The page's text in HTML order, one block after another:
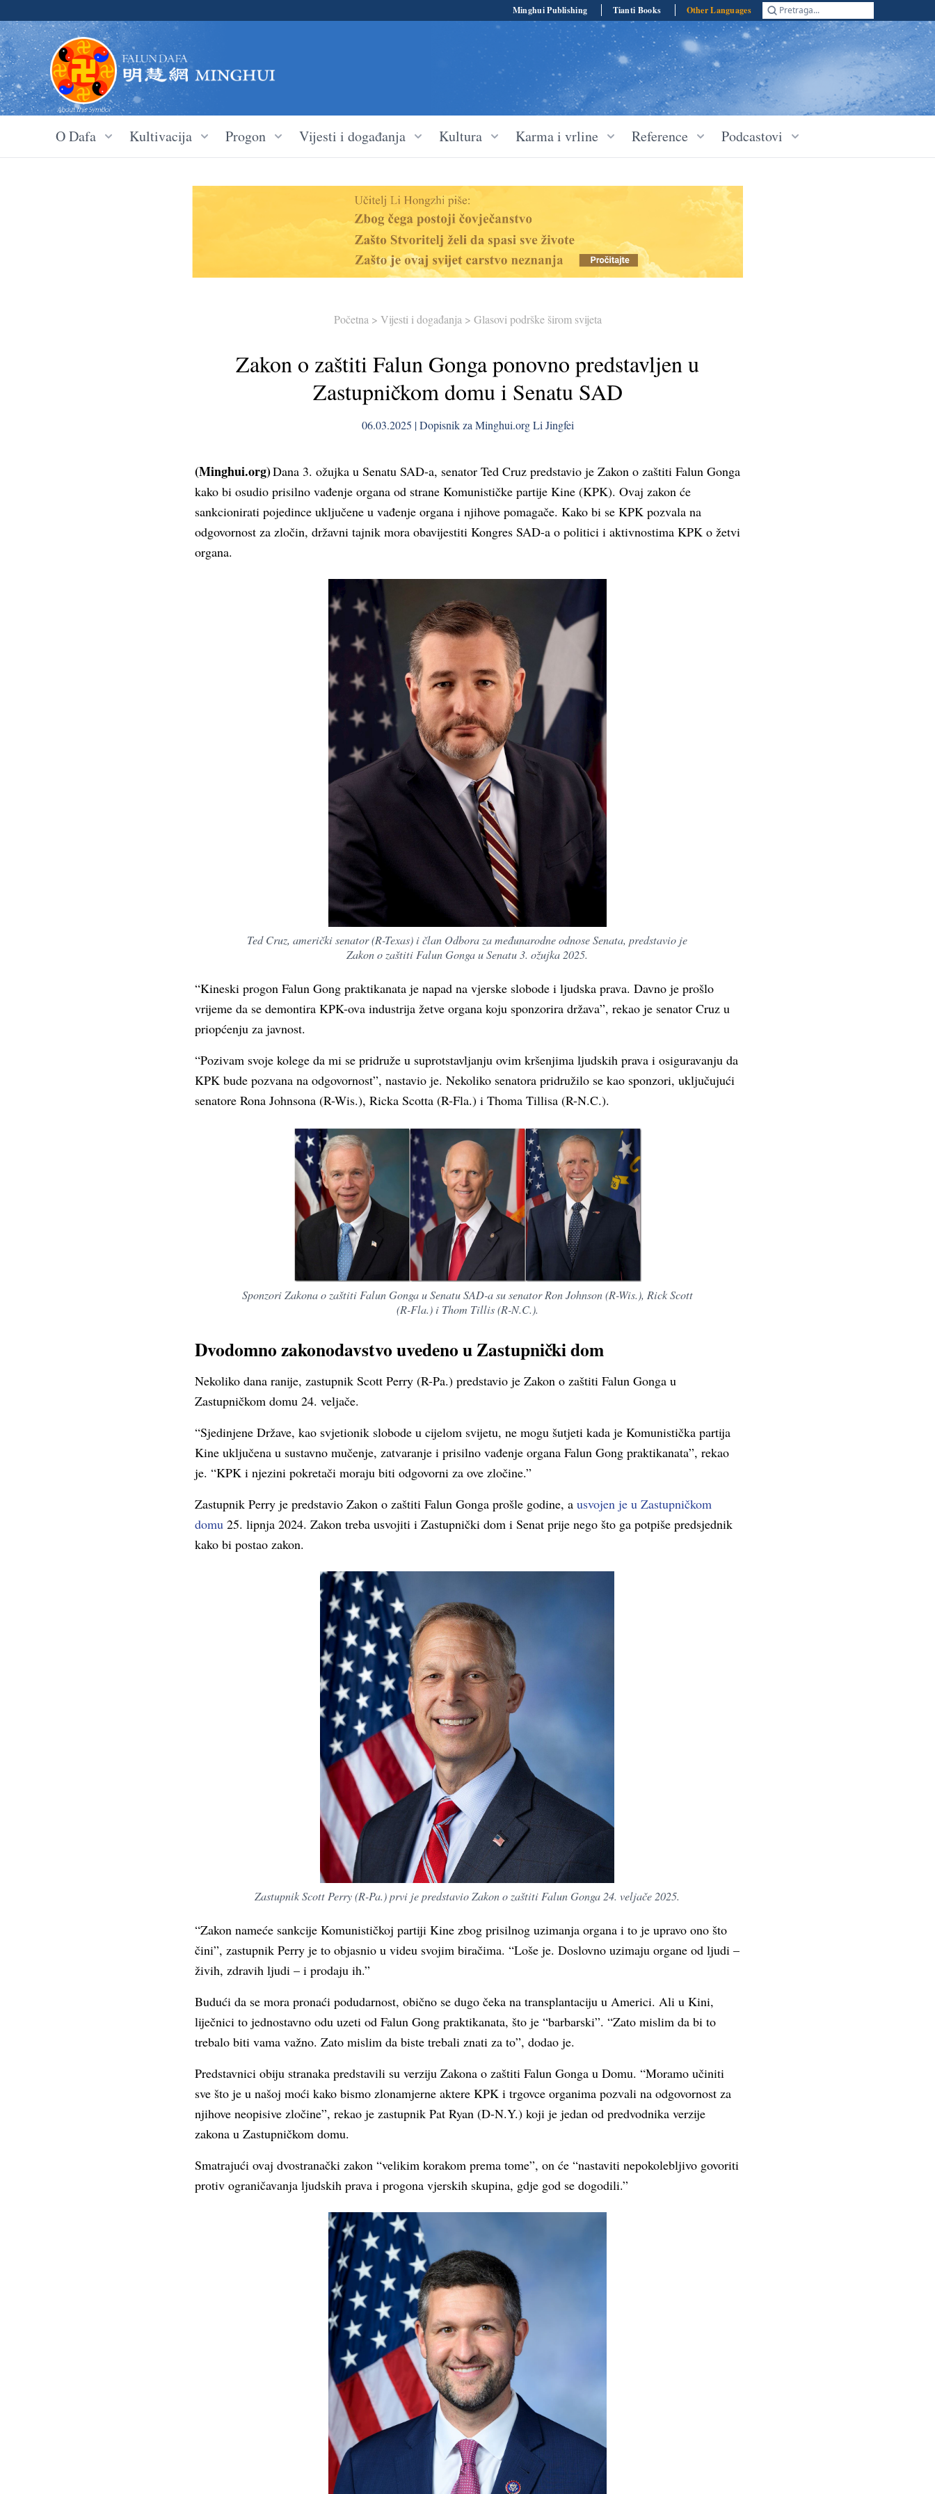
Minghui Publishing Tianti Books Other Languages Pretraga...
O Dafa Kultivacija Progon Vijesti i događanja Kultura Karma i vrline Reference Podcastovi
Početna > Vijesti i događanja > Glasovi podrške širom svijeta
Zakon o zaštiti Falun Gonga ponovno predstavljen u
Zastupničkom domu i Senatu SAD
06.03.2025 | Dopisnik za Minghui.org Li Jingfei
(Minghui.org)Dana 3. ožujka u Senatu SAD-a, senator Ted Cruz predstavio je Zakon o zaštiti Falun Gonga
kako bi osudio prisilno vađenje organa od strane Komunističke partije Kine (KPK). Ovaj zakon će
sankcionirati pojedince uključene u vađenje organa i njihove pomagače. Kako bi se KPK pozvala na
odgovornost za zločin, državni tajnik mora obavijestiti Kongres SAD-a o politici i aktivnostima KPK o žetvi
organa.
Ted Cruz, američki senator (R-Texas) i član Odbora za međunarodne odnose Senata, predstavio je
Zakon o zaštiti Falun Gonga u Senatu 3. ožujka 2025.
“Kineski progon Falun Gong praktikanata je napad na vjerske slobode i ljudska prava. Davno je prošlo
vrijeme da se demontira KPK-ova industrija žetve organa koju sponzorira država”, rekao je senator Cruz u
priopćenju za javnost.
“Pozivam svoje kolege da mi se pridruže u suprotstavljanju ovim kršenjima ljudskih prava i osiguravanju da
KPK bude pozvana na odgovornost”, nastavio je. Nekoliko senatora pridružilo se kao sponzori, uključujući
senatore Rona Johnsona (R-Wis.), Ricka Scotta (R-Fla.) i Thoma Tillisa (R-N.C.).
Sponzori Zakona o zaštiti Falun Gonga u Senatu SAD-a su senator Ron Johnson (R-Wis.), Rick Scott
(R-Fla.) i Thom Tillis (R-N.C.).
Dvodomno zakonodavstvo uvedeno u Zastupnički dom
Nekoliko dana ranije, zastupnik Scott Perry (R-Pa.) predstavio je Zakon o zaštiti Falun Gonga u
Zastupničkom domu 24. veljače.
“Sjedinjene Države, kao svjetionik slobode u cijelom svijetu, ne mogu šutjeti kada je Komunistička partija
Kine uključena u sustavno mučenje, zatvaranje i prisilno vađenje organa Falun Gong praktikanata”, rekao
je. “KPK i njezini pokretači moraju biti odgovorni za ove zločine.”
Zastupnik Perry je predstavio Zakon o zaštiti Falun Gonga prošle godine, a usvojen je u Zastupničkom
domu 25. lipnja 2024. Zakon treba usvojiti i Zastupnički dom i Senat prije nego što ga potpiše predsjednik
kako bi postao zakon.
Zastupnik Scott Perry (R-Pa.) prvi je predstavio Zakon o zaštiti Falun Gonga 24. veljače 2025.
“Zakon nameće sankcije Komunističkoj partiji Kine zbog prisilnog uzimanja organa i to je upravo ono što
čini”, zastupnik Perry je to objasnio u videu svojim biračima. “Loše je. Doslovno uzimaju organe od ljudi –
živih, zdravih ljudi – i prodaju ih.”
Budući da se mora pronaći podudarnost, obično se dugo čeka na transplantaciju u Americi. Ali u Kini,
liječnici to jednostavno odu uzeti od Falun Gong praktikanata, što je “barbarski”. “Zato mislim da bi to
trebalo biti vama važno. Zato mislim da biste trebali znati za to”, dodao je.
Predstavnici obiju stranaka predstavili su verziju Zakona o zaštiti Falun Gonga u Domu. “Moramo učiniti
sve što je u našoj moći kako bismo zlonamjerne aktere KPK i trgovce organima pozvali na odgovornost za
njihove neopisive zločine”, rekao je zastupnik Pat Ryan (D-N.Y.) koji je jedan od predvodnika verzije
zakona u Zastupničkom domu.
Smatrajući ovaj dvostranački zakon “velikim korakom prema tome”, on će “nastaviti nepokolebljivo govoriti
protiv ograničavanja ljudskih prava i progona vjerskih skupina, gdje god se dogodili.”